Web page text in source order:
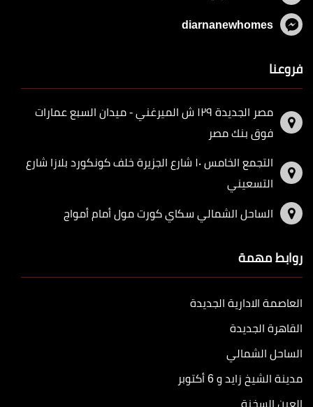
diarnanewhomes
فروعنا
مصر الجديدة ١٢٩ ش الميرغني - ميدان السبع عمارات
فوق بنك مصر
التجمع الخامس ١٠ شارع الجزيرة خلف كونكورد بلازا شارع
التسعيني
الساحل الشمالي سكاي كورت مول أمام أمواج
روابط مهمة
العاصمة الادارية الجديدة
القاهرة الجديدة
الساحل الشمالي
مدينة الشيخ زايد و 6 أكتوبر